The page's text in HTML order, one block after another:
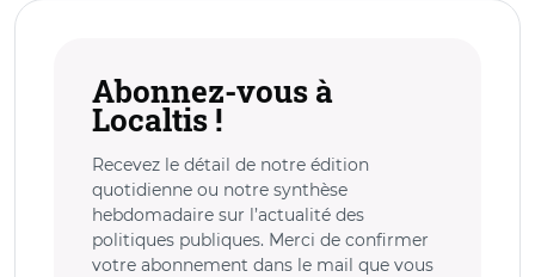
Abonnez-vous à
Localtis !
Recevez le détail de notre édition
quotidienne ou notre synthèse
hebdomadaire sur l’actualité des
politiques publiques. Merci de confirmer
votre abonnement dans le mail que vous